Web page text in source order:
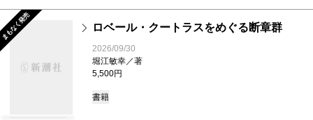
まもなく発売 ロベール・クートラスをめぐる断章群
2026/09/30
堀江敏幸／著
5,500円
書籍